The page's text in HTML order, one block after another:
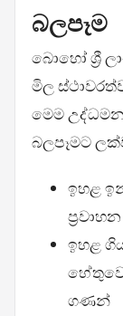
බලපෑම
බොහෝ ශ්‍රී
මිල
මෙම
බලපෑමට
ඉහළ
ඉහළ
ගණන්